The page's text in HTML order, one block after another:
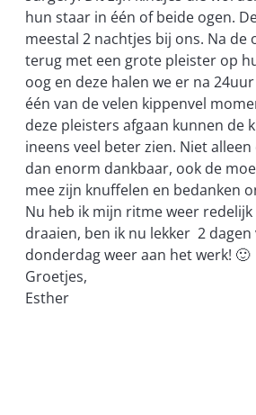
hun staar in één of beide ogen.
meestal 2 nachtjes bij ons. Na de
terug met een grote pleister op
oog en deze halen we er na
één van de velen kippenvel
deze pleisters afgaan kunnen de
ineens veel beter zien. Niet
dan enorm dankbaar, ook de
mee zijn knuffelen en bedanken
Nu heb ik mijn ritme weer
draaien, ben ik nu lekker 2 dagen
donderdag weer aan het werk! 🙂
Groetjes,
Esther